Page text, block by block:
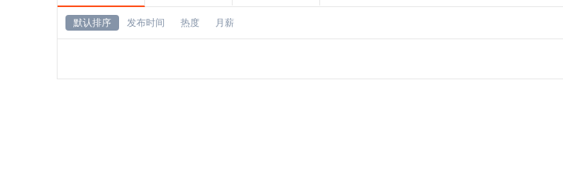
默认排序 发布时间 热度 月薪